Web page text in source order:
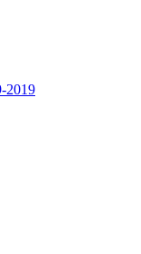
2019